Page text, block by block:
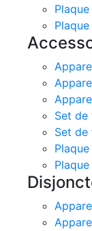
Set de
Set de